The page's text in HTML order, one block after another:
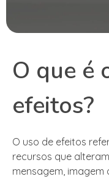
O que é
efeitos?
O uso de efeitos
recursos que
mensagem, imagem